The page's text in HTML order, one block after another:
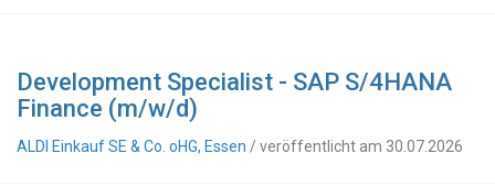
Development Specialist - SAP S/4HANA
Finance (m/w/d)
ALDI Einkauf SE & Co. oHG, Essen / veröffentlicht am 30.07.2026